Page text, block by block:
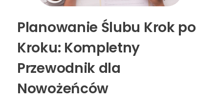
Planowanie Ślubu Krok po
Kroku: Kompletny
Przewodnik dla
Nowożeńców